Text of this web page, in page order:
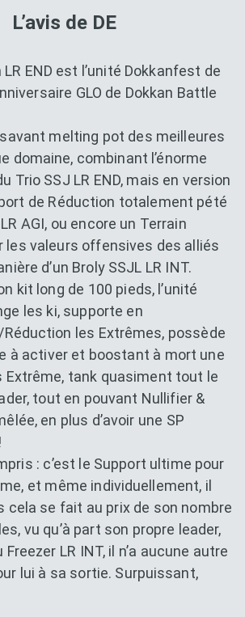
L’avis de DE
END est l’unité Dokkanfest de
GLO de Dokkan Battle
melting pot des meilleures
domaine, combinant l’énorme
Trio SSJ LR END, mais en version
de Réduction totalement pété
AGI, ou encore un Terrain
les valeurs offensives des alliés
d’un Broly SSJL LR INT.
kit long de 100 pieds, l’unité
les ki, supporte en
Réduction les Extrêmes, possède
à activer et boostant à mort une
Extrême, tank quasiment tout le
tout en pouvant Nullifier &
en plus d’avoir une SP
: c’est le Support ultime pour
et même individuellement, il
cela se fait au prix de son nombre
vu qu’à part son propre leader,
LR INT, il n’a aucune autre
lui à sa sortie. Surpuissant,